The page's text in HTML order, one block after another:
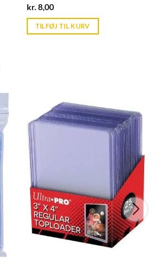
kr.8,00Current
is:
kr. 39,95.
TILFØJ TIL KURV